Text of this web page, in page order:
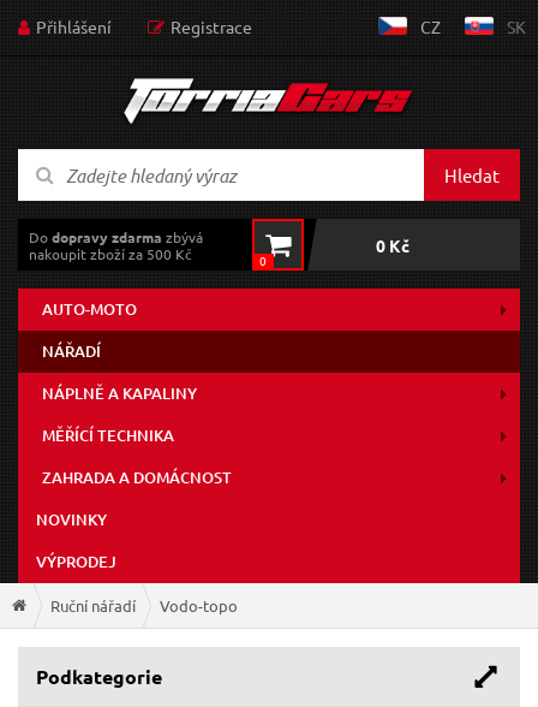
Přihlášení Registrace CZ SK
Hledat
Dodopravy zdarma zbývá
nakoupit zboží za 500 Kč
0
0 Kč
AUTO-MOTO
NÁŘADÍ
NÁPLNĚ A KAPALINY
MĚŘÍCÍ TECHNIKA
ZAHRADA A DOMÁCNOST
NOVINKY
VÝPRODEJ
Ruční nářadí Vodo-topo
Podkategorie